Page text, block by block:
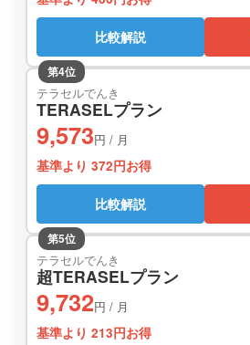
比較解説
第4位
テラセルでんき
TERASELプラン
9,573円 / 月
基準より 372円お得
比較解説
第5位
テラセルでんき
超TERASELプラン
9,732円 / 月
基準より 213円お得